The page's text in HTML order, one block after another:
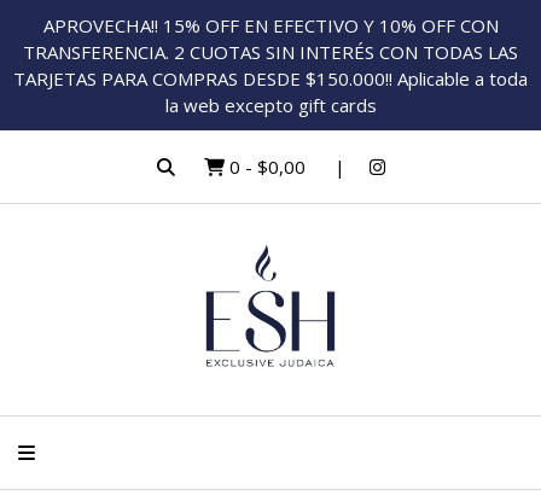
APROVECHA!! 15% OFF EN EFECTIVO Y 10% OFF CON
TRANSFERENCIA. 2 CUOTAS SIN INTERÉS CON TODAS LAS
TARJETAS PARA COMPRAS DESDE $150.000!! Aplicable a toda
la web excepto gift cards
0 - $0,00